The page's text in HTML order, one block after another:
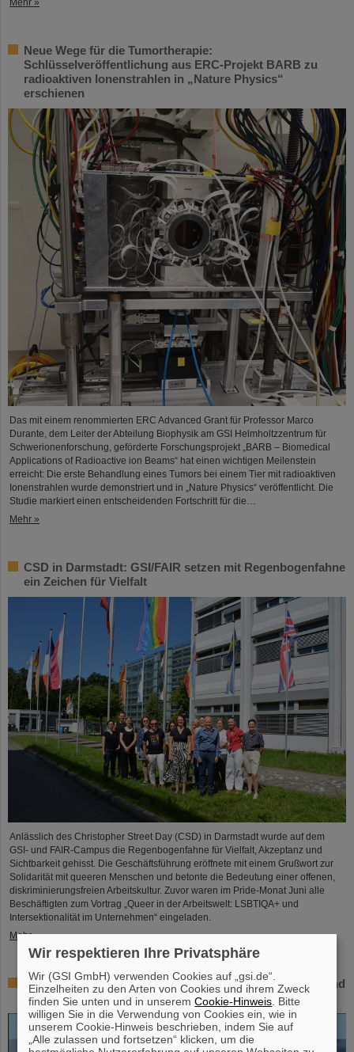
Mehr »
Neue Wege für die Tumortherapie:
Schlüsselveröffentlichung aus ERC-Projekt BARB zu
radioaktiven Ionenstrahlen in „Nature Physics“
erschienen
Das mit einem renommierten ERC Advanced Grant für Professor Marco
Durante, dem Leiter der Abteilung Biophysik am GSI Helmholtzzentrum für
Schwerionenforschung, geförderte Forschungsprojekt „BARB – Biomedical
Applications of Radioactive ion Beams“ hat einen wichtigen Meilenstein
erreicht: Die erste Behandlung eines Tumors bei einem Tier mit radioaktiven
Ionenstrahlen wurde demonstriert und in „Nature Physics“ veröffentlicht. Die
Studie markiert einen entscheidenden Fortschritt für die…
Mehr »
CSD in Darmstadt: GSI/FAIR setzen mit Regenbogenfahne
ein Zeichen für Vielfalt
Anlässlich des Christopher Street Day (CSD) in Darmstadt wurde auf dem
GSI- und FAIR-Campus die Regenbogenfahne für Vielfalt, Akzeptanz und
Sichtbarkeit gehisst. Die Geschäftsführung eröffnete mit einem Grußwort zur
Solidarität mit queeren Menschen und betonte die Bedeutung einer offenen,
diskriminierungsfreien Arbeitskultur. Zuvor waren im Pride-Monat Juni alle
Beschäftigten zum Vortrag „Queer in der Arbeitswelt: LSBTIQA+ und
Intersektionalität im Unternehmen“ eingeladen.
Mehr »
Open-Access-Buch „Hans Joachim Specht – Scientist and
Visionary“ erschienen
Wir respektieren Ihre Privatsphäre
Wir (GSI GmbH) verwenden Cookies auf „gsi.de“.
Einzelheiten zu den Arten von Cookies und ihrem Zweck
finden Sie unten und in unseremCookie-Hinweis . Bitte
willigen Sie in die Verwendung von Cookies ein, wie in
unserem Cookie-Hinweis beschrieben, indem Sie auf
„Alle zulassen und fortsetzen“ klicken, um die